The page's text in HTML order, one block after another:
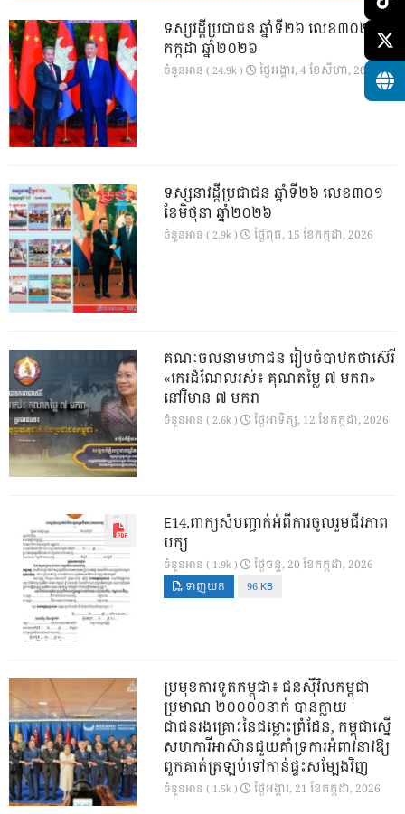
ទស្សវដ្តីប្រជាជន ឆ្នាំទី២៦ លេខ៣០២ ខែ
កក្កដា ឆ្នាំ២០២៦
ចំនួនអាន ( 24.9k ) ថ្ងៃ​អង្គារ, 4 ខែ​សីហា, 2026
ទស្សនាវដ្ដីប្រជាជន ឆ្នាំទី២៦ លេខ៣០១
ខែមិថុនា ឆ្នាំ២០២៦
ចំនួនអាន ( 2.9k ) ថ្ងៃ​ពុធ, 15 ខែ​កក្កដា, 2026
គណៈចលនាមហាជន រៀបចំបាឋកថាស៊េរី
«កេរដំណែលរស់៖ គុណតម្លៃ ៧ មករា»
នៅវិមាន ៧ មករា
ចំនួនអាន ( 2.6k ) ថ្ងៃ​អាទិត្យ, 12 ខែ​កក្កដា, 2026
E14.ពាក្យសុំបញ្ជាក់អំពីការចូលរួមជីវភាព
បក្ស
ចំនួនអាន ( 1.9k ) ថ្ងៃ​ចន្ទ, 20 ខែ​កក្កដា, 2026
ទាញយក 96 KB
ប្រមុខការទូតកម្ពុជា៖ ជនស៊ីវិលកម្ពុជា
ប្រមាណ ២០០០០នាក់ បានក្លាយ
ជាជនរងគ្រោះនៃជម្លោះព្រំដែន, កម្ពុជាស្នើ
សហការីអាស៊ានជួយគាំទ្រការអំពាវនាវឱ្យ
ពួកគាត់ត្រឡប់ទៅកាន់ផ្ទះសម្បែងវិញ
ចំនួនអាន ( 1.5k ) ថ្ងៃ​អង្គារ, 21 ខែ​កក្កដា, 2026